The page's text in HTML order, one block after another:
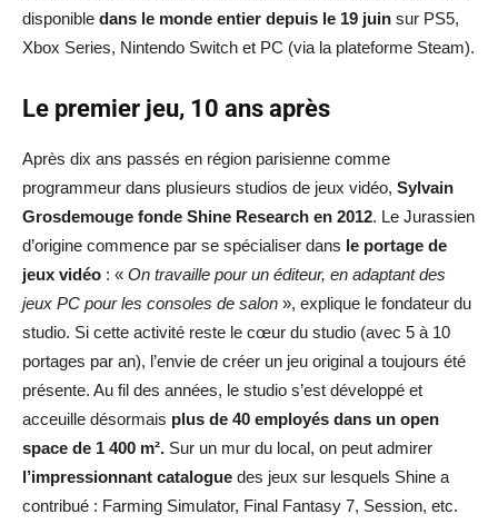
disponible dans le monde entier depuis le 19 juin sur PS5,
Xbox Series, Nintendo Switch et PC (via la plateforme Steam).
Le premier jeu, 10 ans après
Après dix ans passés en région parisienne comme
programmeur dans plusieurs studios de jeux vidéo, Sylvain
Grosdemouge fonde Shine Research en 2012. Le Jurassien
d’origine commence par se spécialiser dans le portage de
jeux vidéo : « On travaille pour un éditeur, en adaptant des
jeux PC pour les consoles de salon », explique le fondateur du
studio. Si cette activité reste le cœur du studio (avec 5 à 10
portages par an), l’envie de créer un jeu original a toujours été
présente. Au fil des années, le studio s’est développé et
acceuille désormais plus de 40 employés dans un open
space de 1 400 m². Sur un mur du local, on peut admirer
l’impressionnant catalogue des jeux sur lesquels Shine a
contribué : Farming Simulator, Final Fantasy 7, Session, etc.